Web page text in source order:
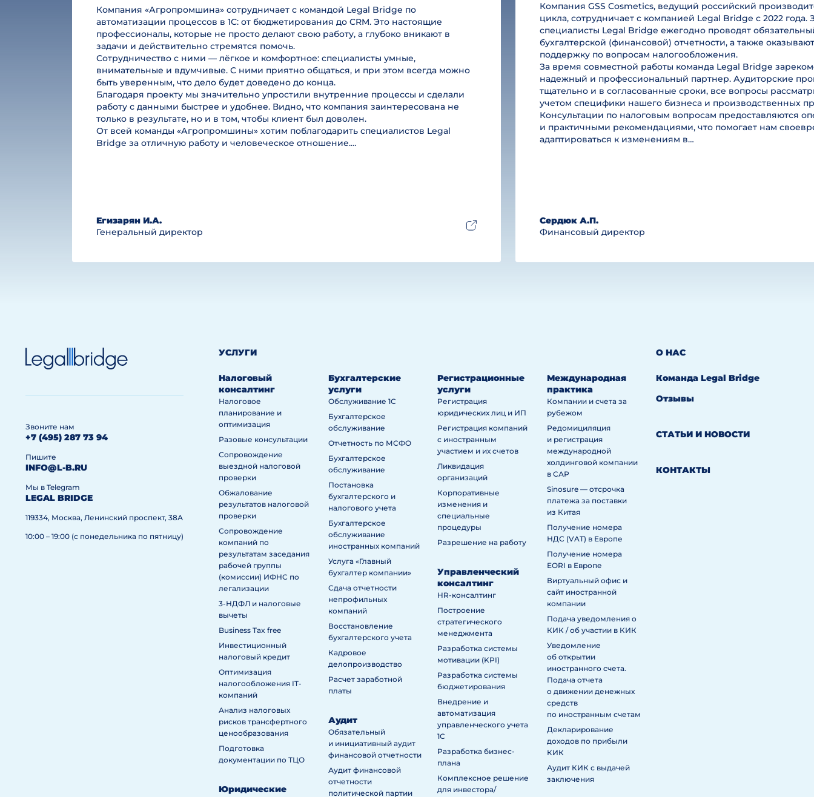
Компания «Агропромшина» сотрудничает с командой Legal Bridge по
автоматизации процессов в 1С: от бюджетирования до CRM. Это настоящие
профессионалы, которые не просто делают свою работу, а глубоко вникают в
задачи и действительно стремятся помочь.
Сотрудничество с ними — лёгкое и комфортное: специалисты умные,
внимательные и вдумчивые. С ними приятно общаться, и при этом всегда можно
быть уверенным, что дело будет доведено до конца.
Благодаря проекту мы значительно упростили внутренние процессы и сделали
работу с данными быстрее и удобнее. Видно, что компания заинтересована не
только в результате, но и в том, чтобы клиент был доволен.
От всей команды «Агропромшины» хотим поблагодарить специалистов Legal
Bridge за отличную работу и человеческое отношение.…
Егизарян И.А.
Генеральный директор
Компания GSS Cosmetics, ведущий российский
цикла, сотрудничает с компанией Legal Bridge с 2022 года.
специалисты Legal Bridge ежегодно проводят
бухгалтерской (финансовой) отчетности, а также
поддержку по вопросам налогообложения.
За время совместной работы команда Legal Bridge
надежный и профессиональный партнер. Аудиторские
тщательно и в согласованные сроки, все вопросы
учетом специфики нашего бизнеса и производственных
Консультации по налоговым вопросам предоставляются
и практичными рекомендациями, что помогает нам
адаптироваться к изменениям в…
Сердюк А.П.
Финансовый директор
Звоните нам
+7 (495) 287 73 94
Пишите
INFO@L-B.RU
Мы в Telegram
LEGAL BRIDGE
119334, Москва, Ленинский проспект, 38А
10:00 – 19:00 (с понедельника по пятницу)
УСЛУГИ
Налоговый
консалтинг
Налоговое
планирование и
оптимизация
Разовые консультации
Сопровождение
выездной налоговой
проверки
Обжалование
результатов налоговой
проверки
Сопровождение
компаний по
результатам заседания
рабочей группы
(комиссии) ИФНС по
легализации
3-НДФЛ и налоговые
вычеты
Business Tax free
Инвестиционный
налоговый кредит
Оптимизация
налогообложения IT-
компаний
Анализ налоговых
рисков трансфертного
ценообразования
Подготовка
документации по ТЦО
Юридические
Бухгалтерские
услуги
Обслуживание 1С
Бухгалтерское
обслуживание
Отчетность по МСФО
Бухгалтерское
обслуживание
Постановка
бухгалтерского и
налогового учета
Бухгалтерское
обслуживание
иностранных компаний
Услуга «Главный
бухгалтер компании»
Сдача отчетности
непрофильных
компаний
Восстановление
бухгалтерского учета
Кадровое
делопроизводство
Расчет заработной
платы
Аудит
Обязательный
и инициативный аудит
финансовой отчетности
Аудит финансовой
отчетности
политической партии
Регистрационные
услуги
Регистрация
юридических лиц и ИП
Регистрация компаний
с иностранным
участием и их счетов
Ликвидация
организаций
Корпоративные
изменения и
специальные
процедуры
Разрешение на работу
Управленческий
консалтинг
HR-консалтинг
Построение
стратегического
менеджмента
Разработка системы
мотивации (KPI)
Разработка системы
бюджетирования
Внедрение и
автоматизация
управленческого учета
1С
Разработка бизнес-
плана
Комплексное решение
для инвестора/
Международная
практика
Компании и счета за
рубежом
Редомициляция
и регистрация
международной
холдинговой компании
в САР
Sinosure — отсрочка
платежа за поставки
из Китая
Получение номера
НДС (VAT) в Европе
Получение номера
EORI в Европе
Виртуальный офис и
сайт иностранной
компании
Подача уведомления о
КИК / об участии в КИК
Уведомление
об открытии
иностранного счета.
Подача отчета
о движении денежных
средств
по иностранным счетам
Декларирование
доходов по прибыли
КИК
Аудит КИК с выдачей
заключения
О НАС
Команда Legal Bridge
Отзывы
СТАТЬИ И НОВОСТИ
КОНТАКТЫ